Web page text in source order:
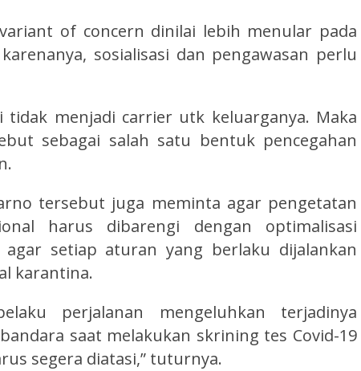
of concern dinilai lebih menular pada
sosialisasi dan pengawasan perlu
tidak menjadi carrier utk keluarganya. Maka
sebagai salah satu bentuk pencegahan
tersebut juga meminta agar pengetatan
harus dibarengi dengan optimalisasi
agar setiap aturan yang berlaku dijalankan
karantina.
perjalanan mengeluhkan terjadinya
saat melakukan skrining tes Covid-19
segera diatasi,” tuturnya.